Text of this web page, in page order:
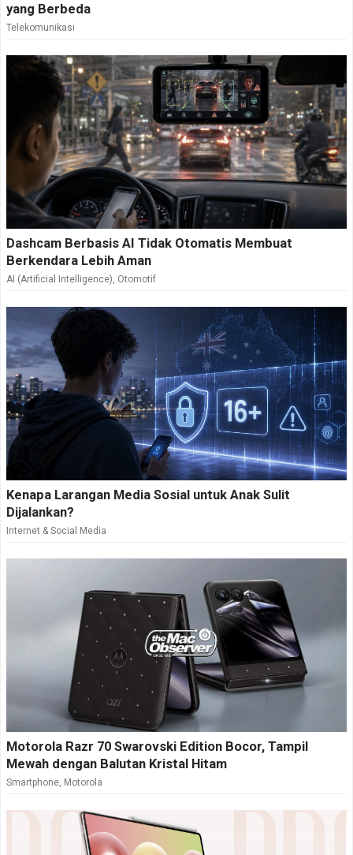
yang Berbeda
Telekomunikasi
Dashcam Berbasis AI Tidak Otomatis Membuat
Berkendara Lebih Aman
AI (Artificial Intelligence), Otomotif
Kenapa Larangan Media Sosial untuk Anak Sulit
Dijalankan?
Internet & Social Media
Motorola Razr 70 Swarovski Edition Bocor, Tampil
Mewah dengan Balutan Kristal Hitam
Smartphone, Motorola